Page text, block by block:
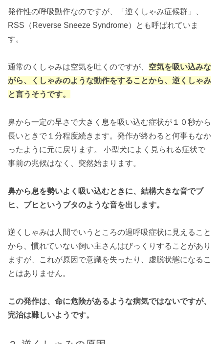
発作性の呼吸動作なのですが、「逆くしゃみ症候群」、
RSS（Reverse Sneeze Syndrome）とも呼ばれていま
す。
通常のくしゃみは空気を吐くのですが、 空気を吸い込みな
がら、くしゃみのような動作をすることから、逆くしゃみ
と言うそうです。
鼻から一定の早さで大きく息を吸い込む症状が１０秒から
長いときで１分程度続きます。発作が終わると何事もなか
ったように元に戻ります。 小型犬によく見られる症状で
事前の兆候はなく、突然始まります。
鼻から息を勢いよく吸い込むときに、結構大きな音でブ
ヒ、ブヒというブタのような音を出します。
逆くしゃみは人間でいうところの過呼吸症状に見えること
から、慣れていない飼い主さんはびっくりすることがあり
ますが、これが原因で意識を失ったり、虚脱状態になるこ
とはありません。
この発作は、命に危険があるような病気ではないですが、
完治は難しいようです。